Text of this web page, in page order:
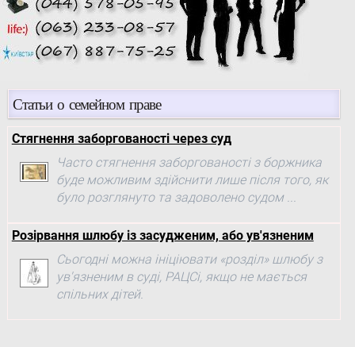
Статьи о семейном праве
Стягнення заборгованості через суд
Часто стягнення заборгованості з боржника
буде можливим здійснити лише після того, як
було розглянуто та задоволено судом ...
Розірвання шлюбу із засудженим, або ув'язненим
Сьогодні можна ініціювати «розділ» шлюбу з
ув'язненим в суді, РАЦСі, якщо не мається
спільних дітей.